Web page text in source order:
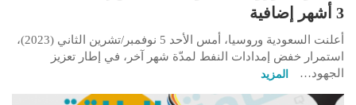
3 أشهر إضافية
أعلنت السعودية وروسيا، أمس الأحد 5 نوفمبر/تشرين الثاني (2023)،
استمرار خفض إمدادات النفط لمدّة شهر آخر، في إطار تعزيز
الجهود…
المزيد